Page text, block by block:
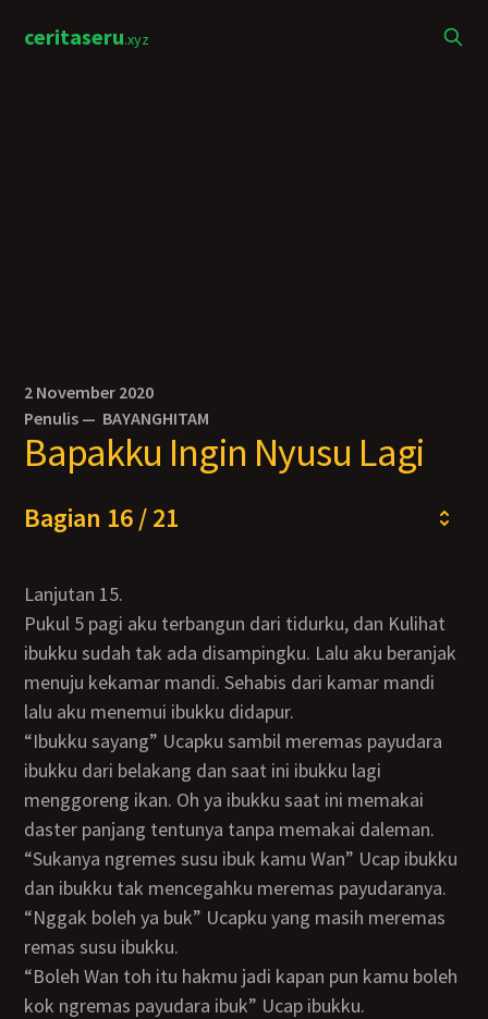
ceritaseru.xyz
2 November 2020
Penulis — BAYANGHITAM
Bapakku Ingin Nyusu Lagi
Bagian 16 / 21
Lanjutan 15.
Pukul 5 pagi aku terbangun dari tidurku, dan Kulihat
ibukku sudah tak ada disampingku. Lalu aku beranjak
menuju kekamar mandi. Sehabis dari kamar mandi
lalu aku menemui ibukku didapur.
“Ibukku sayang” Ucapku sambil meremas payudara
ibukku dari belakang dan saat ini ibukku lagi
menggoreng ikan. Oh ya ibukku saat ini memakai
daster panjang tentunya tanpa memakai daleman.
“Sukanya ngremes susu ibuk kamu Wan” Ucap ibukku
dan ibukku tak mencegahku meremas payudaranya.
“Nggak boleh ya buk” Ucapku yang masih meremas
remas susu ibukku.
“Boleh Wan toh itu hakmu jadi kapan pun kamu boleh
kok ngremas payudara ibuk” Ucap ibukku.